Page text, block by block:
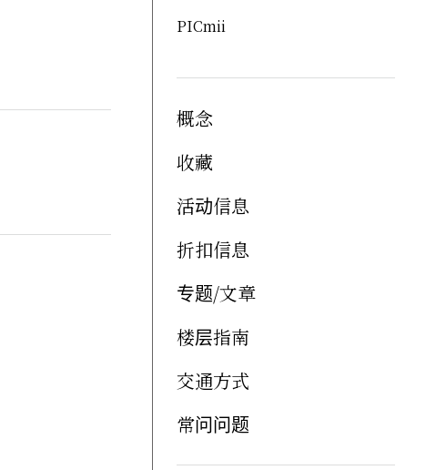
PICmii
概念
收藏
活动信息
折扣信息
专题/文章
楼层指南
交通方式
常问问题